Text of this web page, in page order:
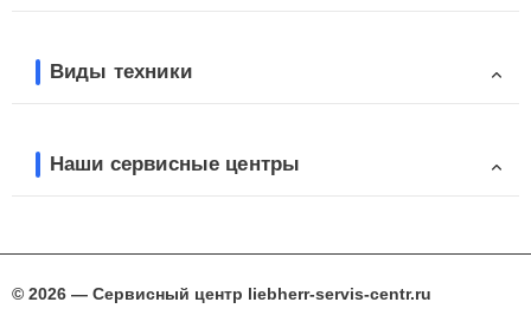
Виды техники
Наши сервисные центры
© 2026 — Сервисный центр liebherr-servis-centr.ru